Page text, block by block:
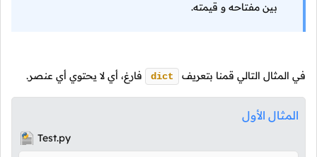
بين مفتاحه و قيمته.
في المثال التالي قمنا بتعريف dict فارغ، أي لا يحتوي أي عنصر.
المثال الأول
Test.py